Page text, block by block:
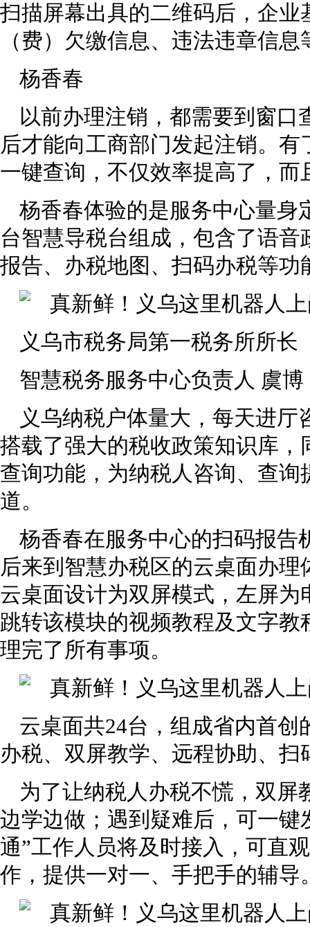
扫描屏幕出具的二维码后，企
（费）欠缴信息、违法违章信
杨香春
以前办理注销，都需要到窗口
后才能向工商部门发起注销。
一键查询，不仅效率提高了，而
杨香春体验的是服务中心量身
台智慧导税台组成，包含了语
报告、办税地图、扫码办税等功
义乌市税务局第一税务所所长
智慧税务服务中心负责人 虞博
义乌纳税户体量大，每天进
搭载了强大的税收政策知识库
查询功能，为纳税人咨询、查
道。
杨香春在服务中心的扫码报告
后来到智慧办税区的云桌面办
云桌面设计为双屏模式，左屏
跳转该模块的视频教程及文字
理完了所有事项。
云桌面共24台，组成省内首
办税、双屏教学、远程协助、扫
为了让纳税人办税不慌，双屏
边学边做；遇到疑难后，可一键
通”工作人员将及时接入，可直
作，提供一对一、手把手的辅导